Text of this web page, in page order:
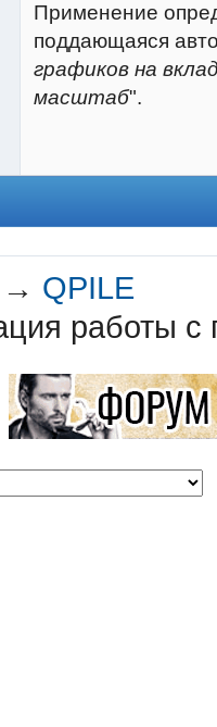
Применение
поддающаяся
графиков на
масштаб".
→ QPILE
работы